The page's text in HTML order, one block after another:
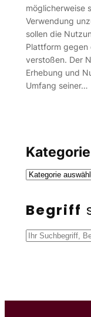
möglicherweise
Verwendung
sollen die
Plattform gegen
verstoßen. Der
Erhebung und
Umfang seiner…
Kategorie
Begriff
S
n